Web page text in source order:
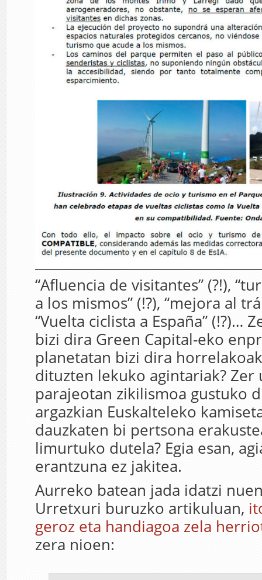
“Afluencia de visitantes” (?!),
a los mismos” (!?), “mejora al
“Vuelta ciclista a España” (!?)…
bizi dira Green Capital-eko
planetatan bizi dira
dituzten lekuko agintariak? Zer
parajeotan zikilismoa gustuko
argazkian Euskalteleko
dauzkaten bi pertsona
limurtuko dutela? Egia esan,
erantzuna ez jakitea.
Aurreko batean jada idatzi
Urretxuri buruzko artikuluan,
geroz eta handiagoa zela
zera nioen: